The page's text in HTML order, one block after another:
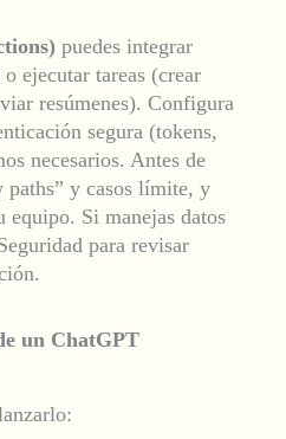
puedes integrar
ejecutar tareas (crear
resúmenes). Configura
segura (tokens,
necesarios. Antes de
paths” y casos límite, y
Si manejas datos
para revisar
un ChatGPT